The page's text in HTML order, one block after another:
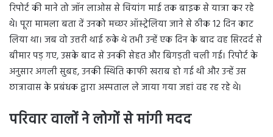
रिपोर्ट की माने तो जॉन लाओस से चियांग माई तक बाइक से यात्रा कर रहे
थे। पूरा मामला बता दें उनको मच्छर ऑस्ट्रेलिया जाने से ठीक 12 दिन काट
लिया था। जब वो उत्तरी थाई रुके थे तभी उन्हें एक दिन के बाद वह सिरदर्द से
बीमार पड़ गए, उसके बाद से उनकी सेहत और बिगड़ती चली गई। रिपोर्ट के
अनुसार अगली सुबह, उनकी स्थिति काफी खराब हो गई थी और उन्हें उस
छात्रावास के प्रबंधक द्वारा अस्पताल ले जाया गया जहां वह रह रहे थे।
परिवार वालों ने लोगों से मांगी मदद